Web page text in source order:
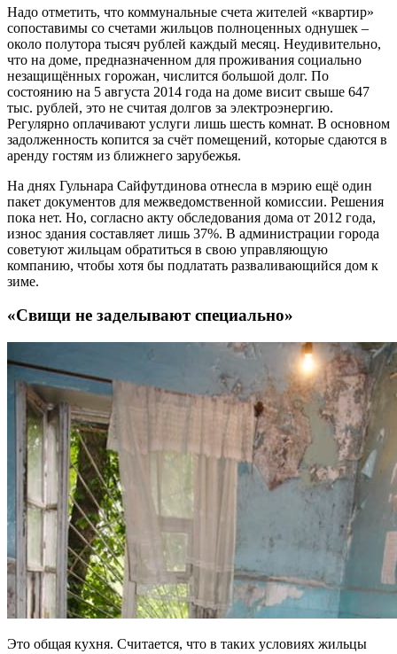
Надо отметить, что коммунальные счета жителей «квартир»
сопоставимы со счетами жильцов полноценных однушек –
около полутора тысяч рублей каждый месяц. Неудивительно,
что на доме, предназначенном для проживания социально
незащищённых горожан, числится большой долг. По
состоянию на 5 августа 2014 года на доме висит свыше 647
тыс. рублей, это не считая долгов за электроэнергию.
Регулярно оплачивают услуги лишь шесть комнат. В основном
задолженность копится за счёт помещений, которые сдаются в
аренду гостям из ближнего зарубежья.
На днях Гульнара Сайфутдинова отнесла в мэрию ещё один
пакет документов для межведомственной комиссии. Решения
пока нет. Но, согласно акту обследования дома от 2012 года,
износ здания составляет лишь 37%. В администрации города
советуют жильцам обратиться в свою управляющую
компанию, чтобы хотя бы подлатать разваливающийся дом к
зиме.
«Свищи не заделывают специально»
Это общая кухня. Считается, что в таких условиях жильцы